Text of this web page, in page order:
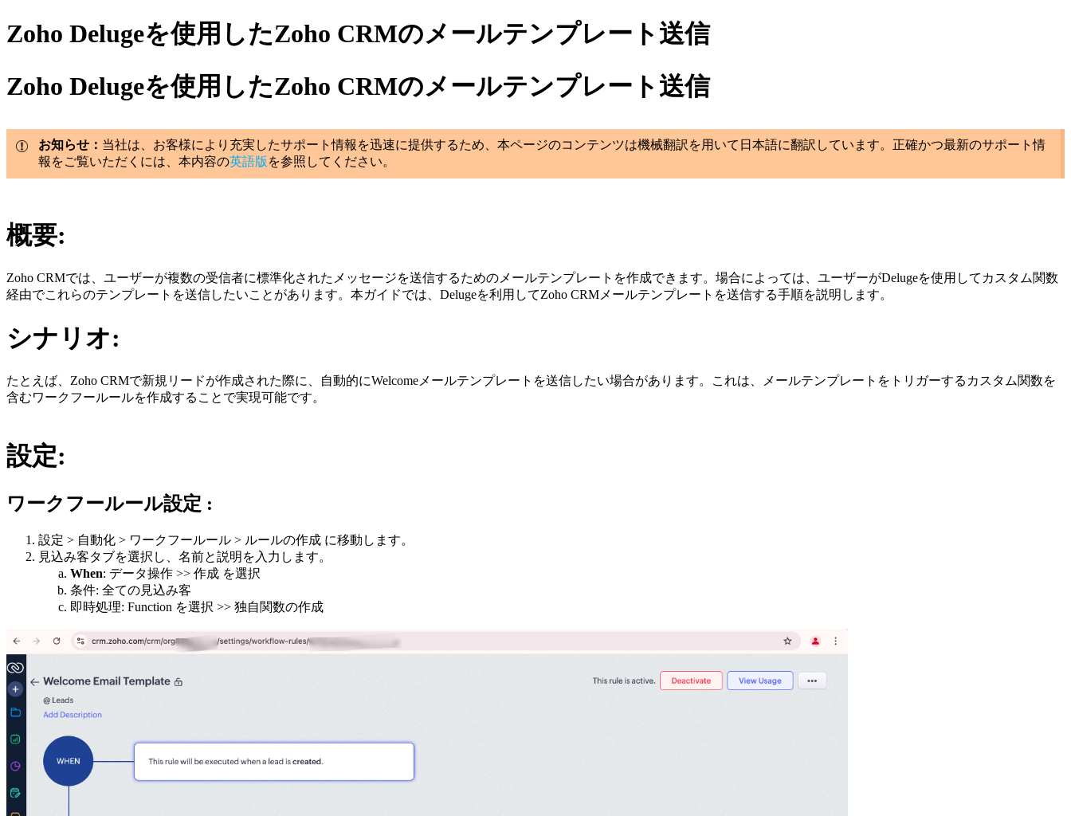
Zoho Delugeを使用したZoho CRMのメールテンプレート送信
Zoho Delugeを使用したZoho CRMのメールテンプレート送信
お知らせ： 当社は、お客様により充実したサポート情報を迅速に提供するため、本ページのコンテンツは機械翻訳を用いて日本語に翻訳しています。正確かつ最新のサポート情
報をご覧いただくには、本内容の英語版 を参照してください。
概要:
Zoho CRMでは、ユーザーが複数の受信者に標準化されたメッセージを送信するためのメールテンプレートを作成できます。場合によっては、ユーザーがDelugeを使用してカスタム関数
経由でこれらのテンプレートを送信したいことがあります。本ガイドでは、Delugeを利用してZoho CRMメールテンプレートを送信する手順を説明します。
シナリオ:
たとえば、Zoho CRMで新規リードが作成された際に、自動的にWelcomeメールテンプレートを送信したい場合があります。これは、メールテンプレートをトリガーするカスタム関数を
含むワークフールールを作成することで実現可能です。
設定:
ワークフールール設定 :
設定 > 自動化 > ワークフールール > ルールの作成 に移動します。
見込み客タブを選択し、名前と説明を入力します。
When: データ操作 >> 作成 を選択
条件: 全ての見込み客
即時処理: Function を選択 >> 独自関数の作成